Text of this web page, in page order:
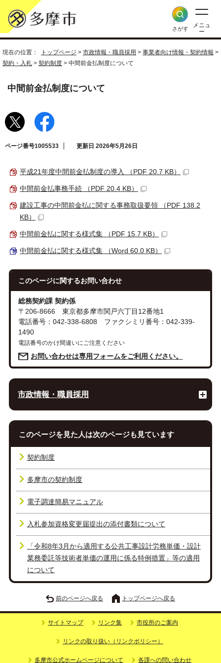
さがす
メニュ
ー
現在の位置： トップページ > 市政情報・職員採用 > 事業者向け情報・契約情報 >
契約・入札 > 契約制度 > 中間前金払制度について
中間前金払制度について
ページ番号1005533 更新日 2026年5月26日
平成21年度中間前金払制度の導入 （PDF 20.7 KB）
中間前金払事務手続 （PDF 20.4 KB）
建設工事の中間前金払に関する事務取扱要領 （PDF 138.2
KB）
中間前金払に関する様式集 （PDF 15.7 KB）
中間前金払に関する様式集 （Word 60.0 KB）
このページに関するお問い合わせ
総務契約課 契約係
〒206-8666 東京都多摩市関戸六丁目12番地1
電話番号：042-338-6808 ファクシミリ番号：042-339-
1490
電話番号のかけ間違いにご注意ください
お問い合わせは専用フォームをご利用ください。
市政情報・職員採用
このページを見た人は次のページも見ています
契約制度
多摩市の契約制度
電子調達簡易マニュアル
入札参加資格変更届提出の添付書類について
「令和8年3月から適用する公共工事設計労務単価・設計
業務委託等技術者単価の運用に係る特例措置」等の適用
について
前のページへ戻る トップページへ戻る
サイトマップ リンク集 市役所のご案内
リンクの取り扱い（リンクポリシー）
多摩市公式ホームページについて 各課への問い合わせ